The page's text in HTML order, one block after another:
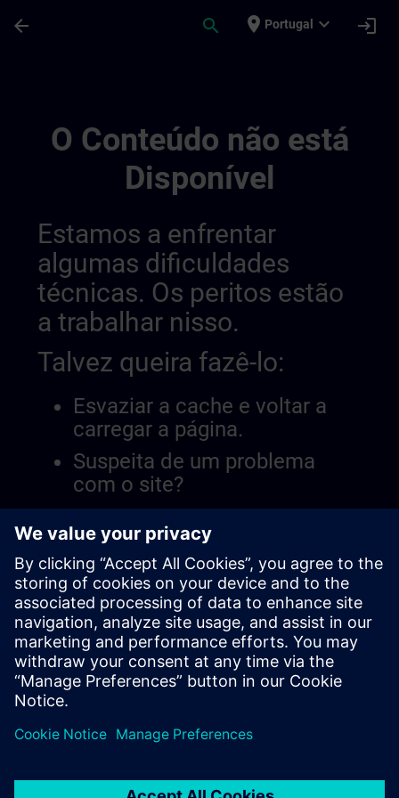
arrow_back search place Portugal expand_more login
O Conteúdo não está
Disponível
Estamos a enfrentar
algumas dificuldades
técnicas. Os peritos estão
a trabalhar nisso.
Talvez queira fazê-lo:
Esvaziar a cache e voltar a
carregar a página.
Suspeita de um problema
com o site?
Relatar a questão